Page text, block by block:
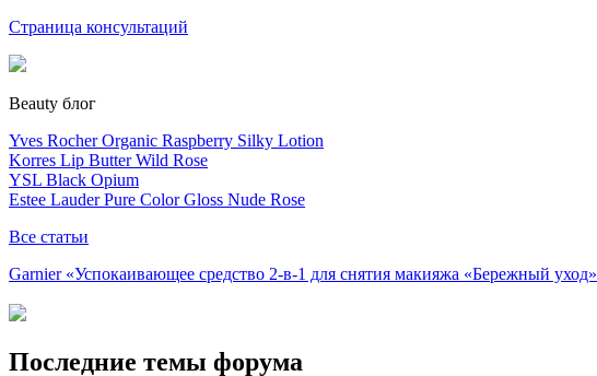
Страница консультаций
Beauty блог
Yves Rocher Organic Raspberry Silky Lotion
Korres Lip Butter Wild Rose
YSL Black Opium
Estee Lauder Pure Color Gloss Nude Rose
Все статьи
Garnier «Успокаивающее средство 2-в-1 для снятия макияжа «Бережный уход»
Последние темы форума